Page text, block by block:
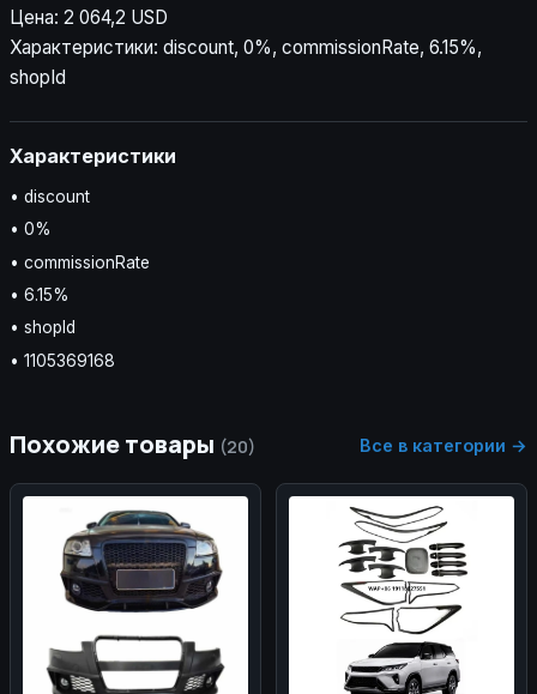
Цена: 2 064,2 USD
Характеристики: discount, 0%, commissionRate, 6.15%,
shopId
Характеристики
• discount
• 0%
• commissionRate
• 6.15%
• shopId
• 1105369168
Похожие товары (20) Все в категории →